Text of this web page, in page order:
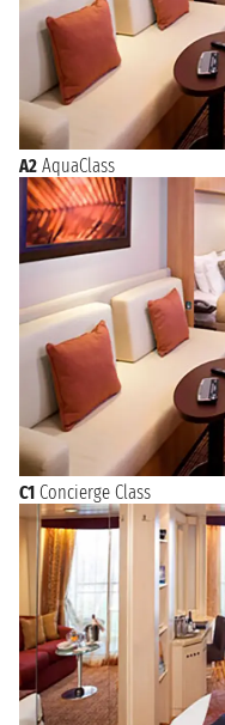
A2 AquaClass
C1 Concierge Class